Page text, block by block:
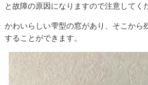
と故障の原因になりますので注意してく
かわいらしい雫型の窓があり、そこから
することができます。